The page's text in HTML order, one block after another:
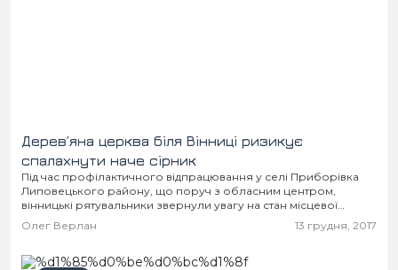
Дерев’яна церква біля Вінниці ризикує
спалахнути наче сірник
Під час профілактичного відпрацювання у селі Приборівка
Липовецького району, що поруч з обласним центром,
вінницькі рятувальники звернули увагу на стан місцевої
Свято-Покровської православної церкви. Кількість порушень
безпеки вражає.
Олег Верлан 13 грудня, 2017